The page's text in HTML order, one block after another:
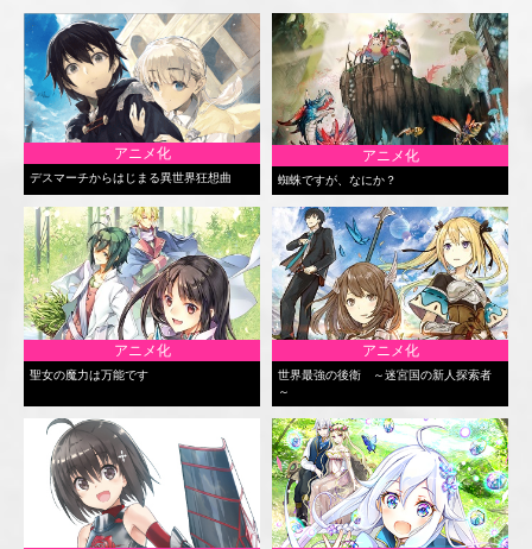
アニメ化
デスマーチからはじまる異世界狂想曲
アニメ化
蜘蛛ですが、なにか？
アニメ化
聖女の魔力は万能です
アニメ化
世界最強の後衛 ～迷宮国の新人探索者
～